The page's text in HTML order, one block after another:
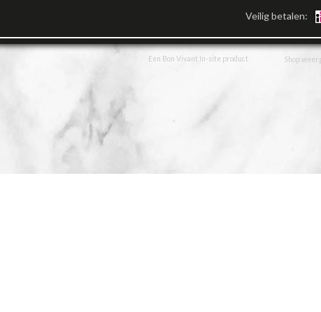
Veilig betalen:
Een Bon Vivant In-site product Shop